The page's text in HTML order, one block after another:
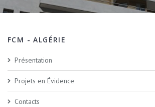
FCM - ALGÉRIE
Présentation
Projets en Évidence
Contacts